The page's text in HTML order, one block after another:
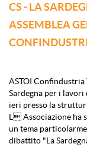
CS - LA
ASSEMBLEA
ASTOI
Sardegna per i lavori
ieri presso la
L Associazione ha
un tema
dibattito "La